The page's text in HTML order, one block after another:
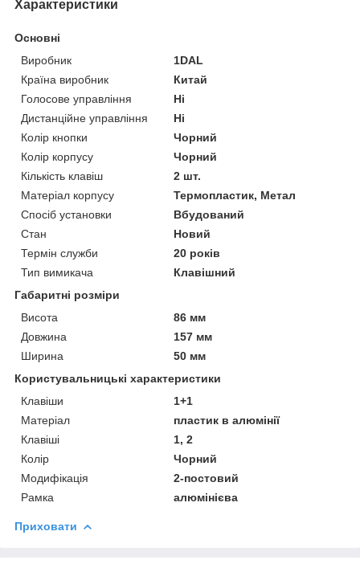
Характеристики
Основні
Виробник
1DAL
Країна виробник
Китай
Голосове управління
Ні
Дистанційне управління
Ні
Колір кнопки
Чорний
Колір корпусу
Чорний
Кількість клавіш
2 шт.
Матеріал корпусу
Термопластик, Метал
Спосіб установки
Вбудований
Стан
Новий
Термін служби
20 років
Тип вимикача
Клавішний
Габаритні розміри
Висота
86 мм
Довжина
157 мм
Ширина
50 мм
Користувальницькі характеристики
Клавіши
1+1
Матеріал
пластик в алюмінії
Клавіші
1, 2
Колір
Чорний
Модифікація
2-постовий
Рамка
алюмінієва
Приховати